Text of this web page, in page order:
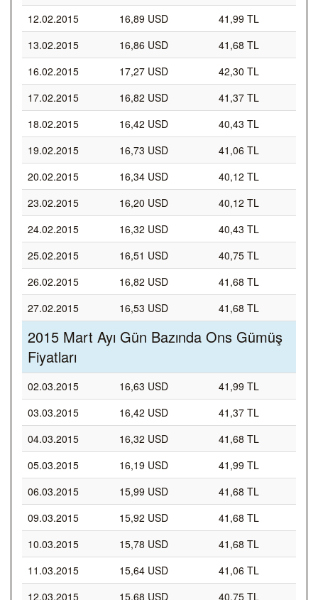
12.02.2015
16,89 USD
41,99 TL
13.02.2015
16,86 USD
41,68 TL
16.02.2015
17,27 USD
42,30 TL
17.02.2015
16,82 USD
41,37 TL
18.02.2015
16,42 USD
40,43 TL
19.02.2015
16,73 USD
41,06 TL
20.02.2015
16,34 USD
40,12 TL
23.02.2015
16,20 USD
40,12 TL
24.02.2015
16,32 USD
40,43 TL
25.02.2015
16,51 USD
40,75 TL
26.02.2015
16,82 USD
41,68 TL
27.02.2015
16,53 USD 41,68 TL
2015 Mart Ayı Gün Bazında Ons Gümüş
Fiyatları
02.03.2015 16,63 USD
41,99 TL
03.03.2015
16,42 USD
41,37 TL
04.03.2015
16,32 USD
41,68 TL
05.03.2015
16,19 USD
41,99 TL
06.03.2015
15,99 USD
41,68 TL
09.03.2015
15,92 USD
41,68 TL
10.03.2015
15,78 USD
41,68 TL
11.03.2015
15,64 USD
41,06 TL
12.03.2015
15,68 USD 40,75 TL